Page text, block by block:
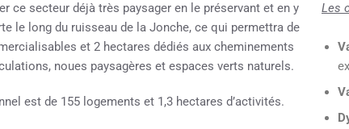
ce secteur déjà très paysager en le préservant et en y
le long du ruisseau de la Jonche, ce qui permettra de
et 2 hectares dédiés aux cheminements
noues paysagères et espaces verts naturels.
est de 155 logements et 1,3 hectares d’activités.
Les